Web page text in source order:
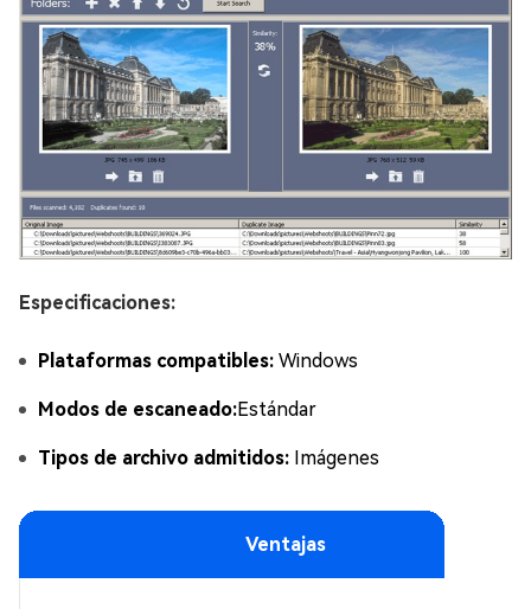
Especificaciones:
Plataformas compatibles: Windows
Modos de escaneado:Estándar
Tipos de archivo admitidos: Imágenes
Ventajas